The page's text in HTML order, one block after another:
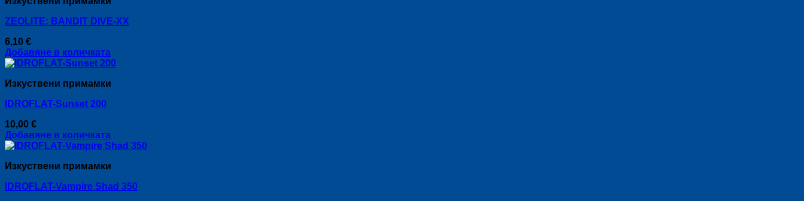
ZEOLITE: BANDIT DIVE-XX
6,10 €
Добавяне в количката
Изкуствени примамки
IDROFLAT-Sunset 200
10,00 €
Добавяне в количката
Изкуствени примамки
IDROFLAT-Vampire Shad 350